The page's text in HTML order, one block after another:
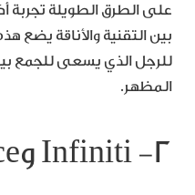
على الطرق الطويلة تجربة
بين التقنية والأناقة يضع
للرجل الذي يسعى للجمع
المظهر.
٢- Infiniti وRolls-Royce